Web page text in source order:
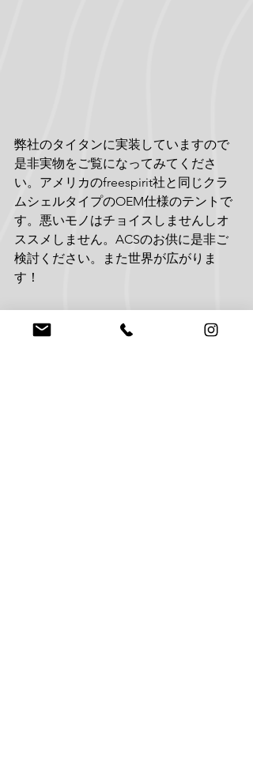
弊社のタイタンに実装していますので
是非実物をご覧になってみてくださ
い。アメリカのfreespirit社と同じクラ
ムシェルタイプのOEM仕様のテントで
す。悪いモノはチョイスしませんしオ
ススメしません。ACSのお供に是非ご
検討ください。また世界が広がりま
す！